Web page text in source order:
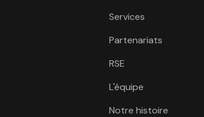
Services
Partenariats
RSE
L'équipe
Notre histoire